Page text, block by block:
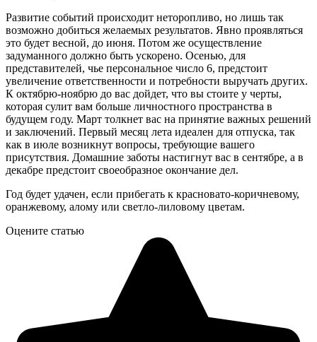
Развитие событий происходит неторопливо, но лишь так
возможно добиться желаемых результатов. Явно проявляться
это будет весной, до июня. Потом же осуществление
задуманного должно быть ускорено. Осенью, для
представителей, чье персональное число 6, предстоит
увеличение ответственности и потребности выручать других.
К октябрю-ноябрю до вас дойдет, что вы стоите у черты,
которая сулит вам больше личностного пространства в
будущем году. Март толкнет вас на принятие важных решений
и заключений. Первый месяц лета идеален для отпуска, так
как в июле возникнут вопросы, требующие вашего
присутствия. Домашние заботы настигнут вас в сентябре, а в
декабре предстоит своеобразное окончание дел.
Год будет удачен, если прибегать к красновато-коричневому,
оранжевому, алому или светло-лиловому цветам.
Оцените статью